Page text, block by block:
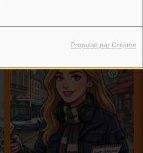
Propulsé par Orejime